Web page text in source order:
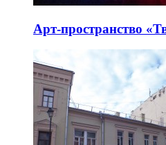
Арт-пространство